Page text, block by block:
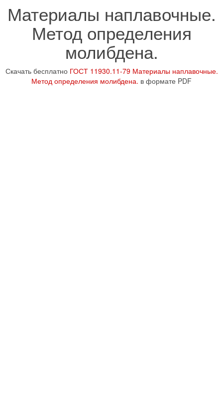
Материалы наплавочные.
Метод определения
молибдена.
Скачать бесплатно ГОСТ 11930.11-79 Материалы наплавочные.
Метод определения молибдена. в формате PDF